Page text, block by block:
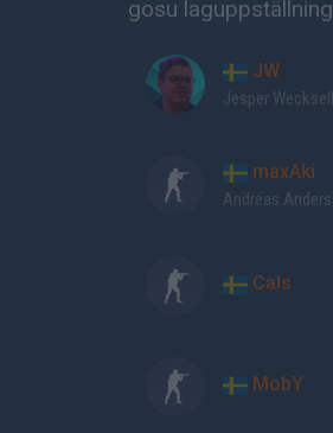
gosu laguppställning
JW
Jesper Wecksell
maxAki
Andreas
Cals
MobY